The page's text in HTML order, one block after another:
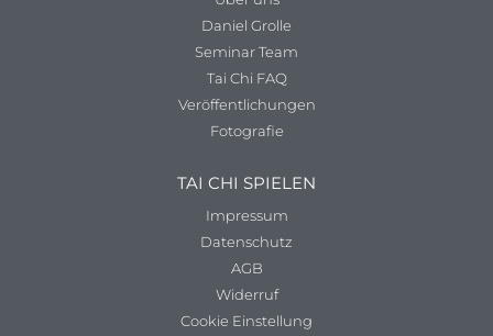
Daniel Grolle
Seminar Team
Tai Chi FAQ
Veröffentlichungen
Fotografie
TAI CHI SPIELEN
Impressum
Datenschutz
AGB
Widerruf
Cookie Einstellung